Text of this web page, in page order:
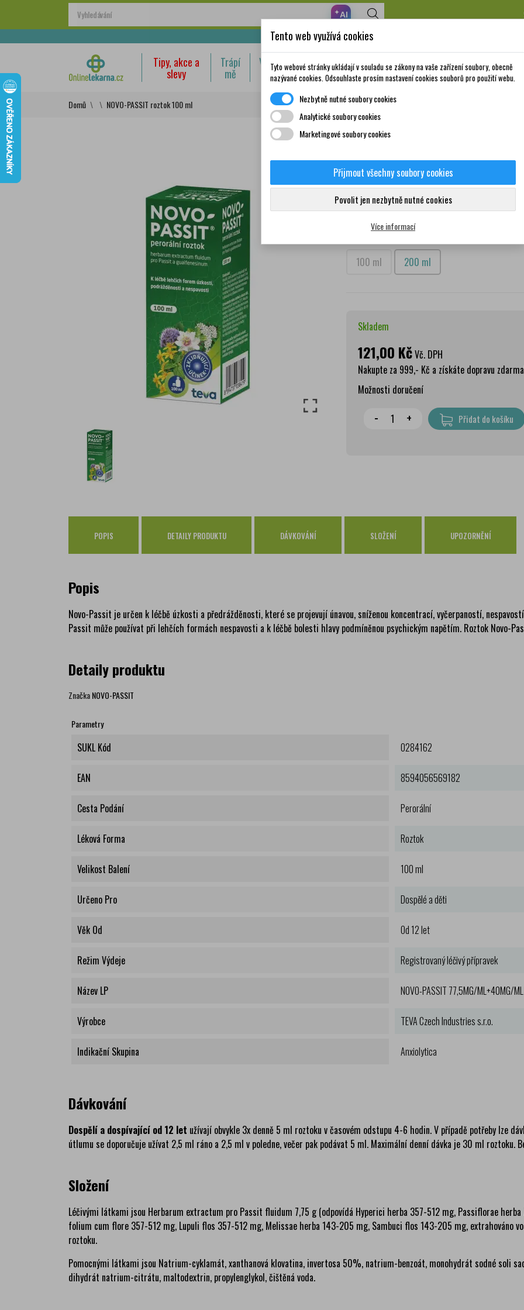
✦AI
Nakupte za 999,- Kč a získáte dopravu zdarma!
Tipy, akce a
slevy
Trápí
mě
Volně prodejné
léky
Doplňky stravy a
vitamíny
Matka a
dítě
Krása a
péče
Domů NOVO-PASSIT roztok 100 ml
NOVO-PASSIT roztok
Více informací
Značka:NOVO-PASSIT
100 ml 200 ml
Skladem
121,00 KčVč. DPH
Nakupte za 999,- Kč a získáte dopravu
Možnosti doručení
Wolt doprava
zdarma
79 Kč
Česká pošta
PPL
zdarma
- + Přidat do košíku
POPIS DETAILY PRODUKTU DÁVKOVÁNÍ SLOŽENÍ UPOZORNĚNÍ
Popis
Novo-Passit je určen k léčbě úzkosti a předrážděnosti, které se projevují únavou, sníženou koncentrací, vyčerpaností,
Passit může používat při lehčích formách nespavosti a k léčbě bolesti hlavy podmíněnou psychickým napětím. Roztok Novo-
Detaily produktu
ZnačkaNOVO-PASSIT
Parametry
SUKL Kód 0284162
EAN 8594056569182
Cesta Podání Perorální
Léková Forma Roztok
Velikost Balení 100 ml
Určeno Pro Dospělé a děti
Věk Od Od 12 let
Režim Výdeje Registrovaný léčivý přípravek
Název LP NOVO-PASSIT 77,5MG/ML+40MG/ML
Výrobce TEVA Czech Industries s.r.o.
Indikační Skupina Anxiolytica
Dávkování
Dospělí a dospívající od 12 let užívají obvykle 3x denně 5 ml roztoku v časovém odstupu 4-6 hodin. V případě potřeby lze
útlumu se doporučuje užívat 2,5 ml ráno a 2,5 ml v poledne, večer pak podávat 5 ml. Maximální denní dávka je 30 ml roztoku.
Složení
Léčivými látkami jsou Herbarum extractum pro Passit fluidum 7,75 g (odpovídá Hyperici herba 357-512 mg, Passiflorae
folium cum flore 357-512 mg, Lupuli flos 357-512 mg, Melissae herba 143-205 mg, Sambuci flos 143-205 mg, extrahováno
roztoku.
Pomocnými látkami jsou Natrium-cyklamát, xanthanová klovatina, invertosa 50%, natrium-benzoát, monohydrát sodné soli
dihydrát natrium-citrátu, maltodextrin, propylenglykol, čištěná voda.
Tento web využívá cookies
Tyto webové stránky ukládají v souladu se zákony na vaše zařízení soubory, obecně
nazývané cookies. Odsouhlaste prosím nastavení cookies souborů pro použití webu.
Nezbytně nutné soubory cookies
Analytické soubory cookies
Marketingové soubory cookies
Přijmout všechny soubory cookies
Povolit jen nezbytně nutné cookies
Více informací